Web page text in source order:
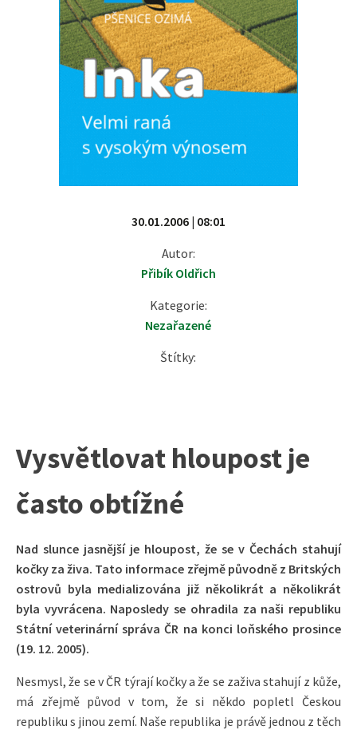
30.01.2006 | 08:01
Autor:
Přibík Oldřich
Kategorie:
Nezařazené
Štítky:
Vysvětlovat hloupost je
často obtížné
Nad slunce jasnější je hloupost, že se v Čechách stahují
kočky za živa. Tato informace zřejmě původně z Britských
ostrovů byla medializována již několikrát a několikrát
byla vyvrácena. Naposledy se ohradila za naši republiku
Státní veterinární správa ČR na konci loňského prosince
(19. 12. 2005).
Nesmysl, že se v ČR týrají kočky a že se zaživa stahují z kůže,
má zřejmě původ v tom, že si někdo popletl Českou
republiku s jinou zemí. Naše republika je právě jednou z těch